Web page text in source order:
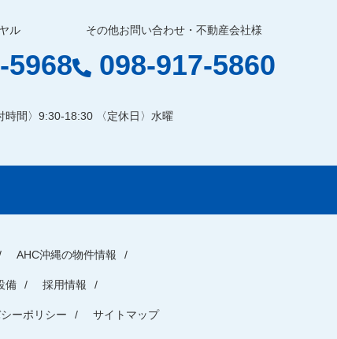
ル
5968
その他お問い合わせ・不動産会社様
098-917-5860
時間〉9:30-18:30 〈定休日〉水曜
AHC沖縄の物件情報
備 採用情報
ーポリシー サイトマップ